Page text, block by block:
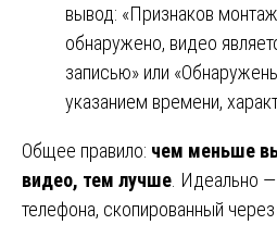
вывод: «Признаков
обнаружено, видео
записью» или
указанием времени,
Общее правило: чем меньше
видео, тем лучше . Идеально
телефона, скопированный через